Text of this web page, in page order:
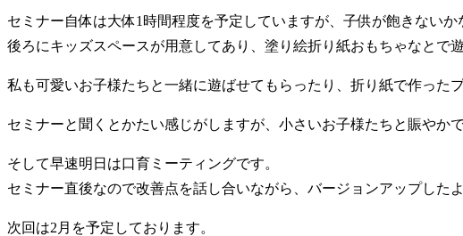
セミナー自体は大体1時間程度を予定していますが、子供が飽きない
後ろにキッズスペースが用意してあり、塗り絵折り紙おもちゃなとで
私も可愛いお子様たちと一緒に遊ばせてもらったり、折り紙で作った
セミナーと聞くとかたい感じがしますが、小さいお子様たちと賑やか
そして早速明日は口育ミーティングです。
セミナー直後なので改善点を話し合いながら、バージョンアップした
次回は2月を予定しております。